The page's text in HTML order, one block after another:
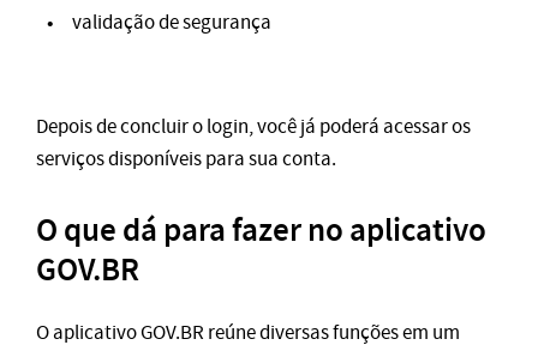
validação de segurança
Depois de concluir o login, você já poderá acessar os
serviços disponíveis para sua conta.
O que dá para fazer no aplicativo
GOV.BR
O aplicativo GOV.BR reúne diversas funções em um